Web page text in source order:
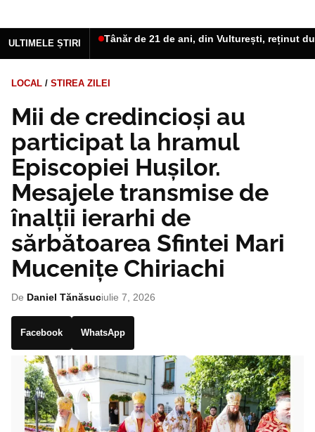
ULTIMELE ȘTIRI Tânăr de 21 de ani, din Vulturești, reținut
LOCAL / STIREA ZILEI
Mii de credincioși au
participat la hramul
Episcopiei Hușilor.
Mesajele transmise de
înalții ierarhi de
sărbătoarea Sfintei Mari
Mucenițe Chiriachi
De Daniel Tănăsuciulie 7, 2026
Facebook WhatsApp